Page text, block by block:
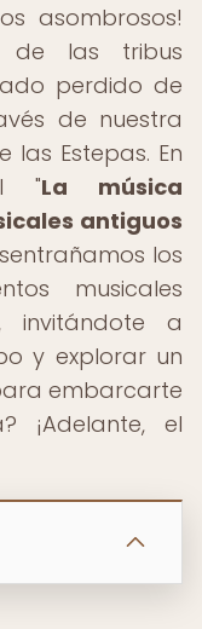
asombrosos!
de las tribus
perdido de
de nuestra
Estepas. En
"La música
antiguos
los
musicales
invitándote a
y explorar un
embarcarte
¡Adelante, el